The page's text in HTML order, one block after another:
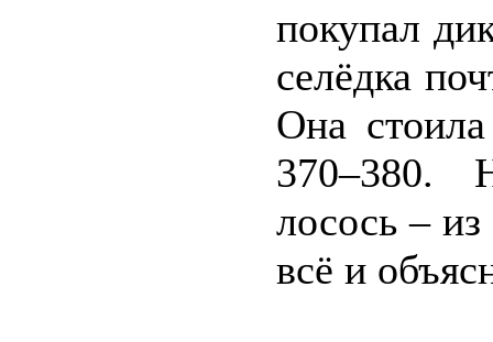
покупал
селёдка
Она
370–380.
лосось –
всё и